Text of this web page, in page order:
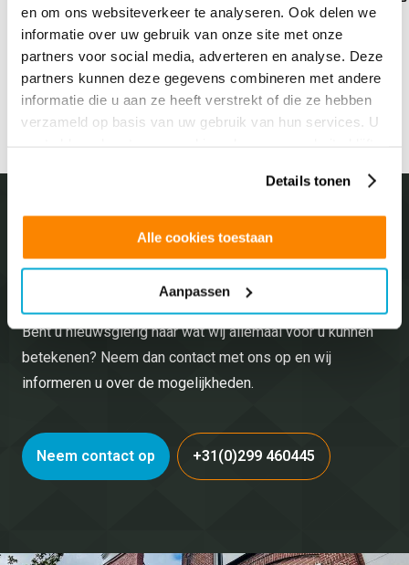
en om ons websiteverkeer te analyseren. Ook delen we
informatie over uw gebruik van onze site met onze
partners voor social media, adverteren en analyse. Deze
partners kunnen deze gegevens combineren met andere
informatie die u aan ze heeft verstrekt of die ze hebben
verzameld op basis van uw gebruik van hun services. U
Details tonen
Alle cookies toestaan
Aanpassen
Lees meer
van
GLS
prev
next
Neem vrijblijvendcontact
op met ons!
Bent u nieuwsgierig naar wat wij allemaal voor u kunnen
betekenen? Neem dan contact met ons op en wij
informeren u over de mogelijkheden.
Neem contact op +31(0)299 460445